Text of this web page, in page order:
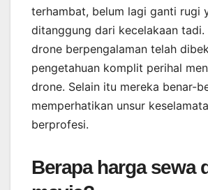
terhambat, belum lagi ganti rugi
ditanggung dari kecelakaan tadi.
drone berpengalaman telah
pengetahuan komplit perihal
drone. Selain itu mereka benar-
memperhatikan unsur
berprofesi.
Berapa harga sewa